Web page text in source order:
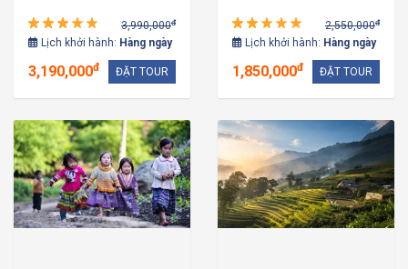
3,990,000đ
Lịch khởi hành: Hàng ngày
3,190,000đ ĐẶT TOUR
2,550,000đ
Lịch khởi hành: Hàng ngày
1,850,000đ ĐẶT TOUR